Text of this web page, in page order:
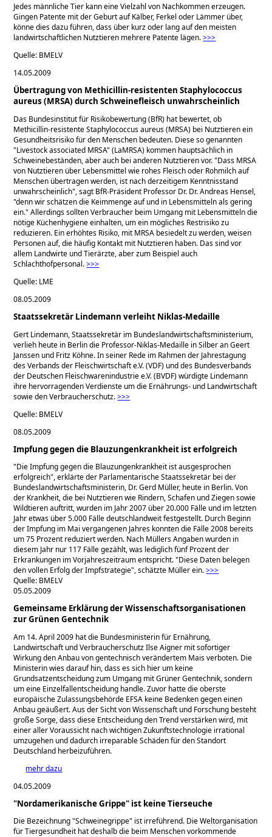
Jedes männliche Tier kann eine Vielzahl von Nachkommen erzeugen.
Gingen Patente mit der Geburt auf Kälber, Ferkel oder Lämmer über,
könne dies dazu führen, dass über kurz oder lang auf den meisten
landwirtschaftlichen Nutztieren mehrere Patente lägen.>>>
Quelle: BMELV
14.05.2009
Übertragung von Methicillin-resistenten Staphylococcus
aureus (MRSA) durch Schweinefleisch unwahrscheinlich
Das Bundesinstitut für Risikobewertung (BfR) hat bewertet, ob
Methicillin-resistente Staphylococcus aureus (MRSA) bei Nutztieren ein
Gesundheitsrisiko für den Menschen bedeuten. Diese so genannten
Livestock associated MRSA (LaMRSA) kommen hauptsächlich in
Schweinebeständen, aber auch bei anderen Nutztieren vor. Dass MRSA
von Nutztieren über Lebensmittel wie rohes Fleisch oder Rohmilch auf
Menschen übertragen werden, ist nach derzeitigem Kenntnisstand
unwahrscheinlich , sagt BfR-Präsident Professor Dr. Dr. Andreas Hensel,
denn wir schätzen die Keimmenge auf und in Lebensmitteln als gering
ein. Allerdings sollten Verbraucher beim Umgang mit Lebensmitteln die
nötige Küchenhygiene einhalten, um ein mögliches Restrisiko zu
reduzieren. Ein erhöhtes Risiko, mit MRSA besiedelt zu werden, weisen
Personen auf, die häufig Kontakt mit Nutztieren haben. Das sind vor
allem Landwirte und Tierärzte, aber zum Beispiel auch
Schlachthofpersonal.>>>
Quelle: LME
08.05.2009
Staatssekretär Lindemann verleiht Niklas-Medaille
Gert Lindemann, Staatssekretär im Bundeslandwirtschaftsministerium,
verlieh heute in Berlin die Professor-Niklas-Medaille in Silber an Geert
Janssen und Fritz Köhne. In seiner Rede im Rahmen der Jahrestagung
des Verbands der Fleischwirtschaft e.V. (VDF) und des Bundesverbands
der Deutschen Fleischwarenindustrie e.V. (BVDF) würdigte Lindemann
ihre hervorragenden Verdienste um die Ernährungs- und Landwirtschaft
sowie den Verbraucherschutz.>>>
Quelle: BMELV
08.05.2009
Impfung gegen die Blauzungenkrankheit ist erfolgreich
Die Impfung gegen die Blauzungenkrankheit ist ausgesprochen
erfolgreich , erklärte der Parlamentarische Staatssekretär bei der
Bundeslandwirtschaftsministerin, Dr. Gerd Müller, heute in Berlin. Von
der Krankheit, die bei Nutztieren wie Rindern, Schafen und Ziegen sowie
Wildtieren auftritt, wurden im Jahr 2007 über 20.000 Fälle und im letzten
Jahr etwas über 5.000 Fälle deutschlandweit festgestellt. Durch Beginn
der Impfung im Mai vergangenen Jahres konnten die Fälle 2008 bereits
um 75 Prozent reduziert werden. Nach Müllers Angaben wurden in
diesem Jahr nur 117 Fälle gezählt, was lediglich fünf Prozent der
Erkrankungen im Vorjahreszeitraum entspricht. Diese Daten belegen
den vollen Erfolg der Impfstrategie , schätzte Müller ein.>>>
Quelle: BMELV
05.05.2009
Gemeinsame Erklärung der Wissenschaftsorganisationen
zur Grünen Gentechnik
Am 14. April 2009 hat die Bundesministerin für Ernährung,
Landwirtschaft und Verbraucherschutz Ilse Aigner mit sofortiger
Wirkung den Anbau von gentechnisch verändertem Mais verboten. Die
Ministerin wies darauf hin, dass es sich hier um keine
Grundsatzentscheidung zum Umgang mit Grüner Gentechnik, sondern
um eine Einzelfallentscheidung handle. Zuvor hatte die oberste
europäische Zulassungsbehörde EFSA keine Bedenken gegen einen
Anbau geäußert. Aus der Sicht von Wissenschaft und Forschung besteht
große Sorge, dass diese Entscheidung den Trend verstärken wird, mit
einer aller Voraussicht nach wichtigen Zukunftstechnologie irrational
umzugehen und dadurch irreparable Schäden für den Standort
Deutschland herbeizuführen.
mehr dazu
04.05.2009
"Nordamerikanische Grippe" ist keine Tierseuche
Die Bezeichnung Schweinegrippe ist irreführend. Die Weltorganisation
für Tiergesundheit hat deshalb die beim Menschen vorkommende